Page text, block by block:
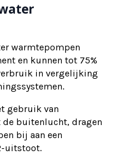
warmtepompen
en kunnen tot 75%
in vergelijking
gebruik van
de buitenlucht, dragen
bij aan een
uitstoot.